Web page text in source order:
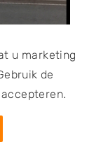
u marketing
de